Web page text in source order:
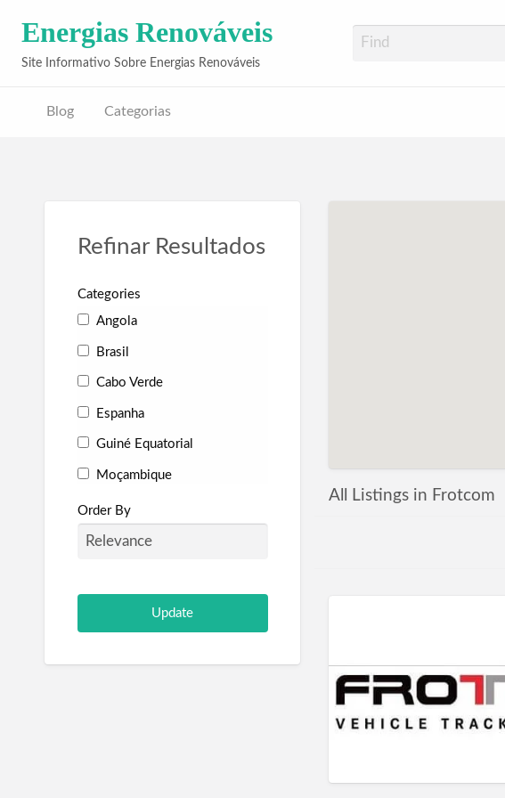
Energias Renováveis
Site Informativo Sobre Energias Renováveis
Blog Categorias
Refinar Resultados
Categories
Angola
Brasil
Cabo Verde
Espanha
Guiné Equatorial
Moçambique
Portugal
São Tomé e Príncipe
Order By
All Listings in Frotcom